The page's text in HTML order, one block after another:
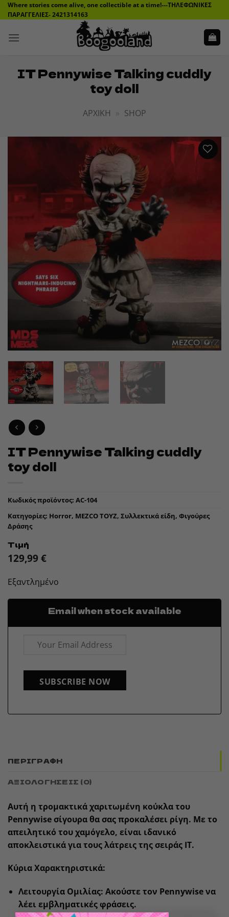
Μετάβαση
στο
Where stories come alive, one collectible at a time!---ΤΗΛΕΦΩΝΙΚΕΣ
ΠΑΡΑΓΓΕΛΙΕΣ- 2421314163
IT Pennywise Talking cuddly
toy doll
ΑΡΧΙΚΉ » SHOP
WISHLIST
IT Pennywise Talking cuddly
toy doll
Κωδικός προϊόντος: AC-104
Κατηγορίες: Horror, MEZCO TOYZ, Συλλεκτικά είδη, Φιγούρες
Δράσης
Τιμή
129,99 €
Εξαντλημένο
Email when stock available
SUBSCRIBE NOW
ΠΕΡΙΓΡΑΦΉ
ΑΞΙΟΛΟΓΉΣΕΙΣ (0)
Αυτή η τρομακτικά χαριτωμένη κούκλα του
Pennywise σίγουρα θα σας προκαλέσει ρίγη. Με το
απειλητικό του χαμόγελο, είναι ιδανικό
αποκλειστικά για τους λάτρεις της σειράς IT.
Κύρια Χαρακτηριστικά:
Λειτουργία Ομιλίας: Ακούστε τον Pennywise να
λέει εμβληματικές φράσεις.